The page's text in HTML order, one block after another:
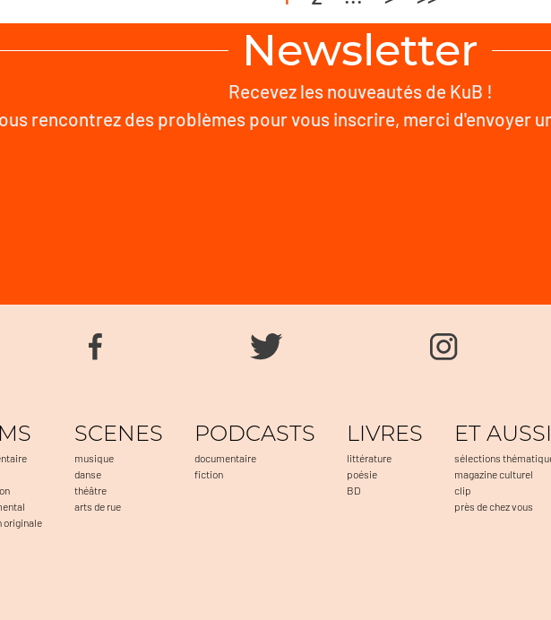
Newsletter
Recevez les nouveautés de KuB !
rencontrez des problèmes pour vous inscrire, merci d'envoyer
originale
SCENES
musique
danse
théâtre
arts de rue
PODCASTS
documentaire
fiction
LIVRES
littérature
poésie
BD
ET AUSSI
sélections
magazine culturel
clip
près de chez vous